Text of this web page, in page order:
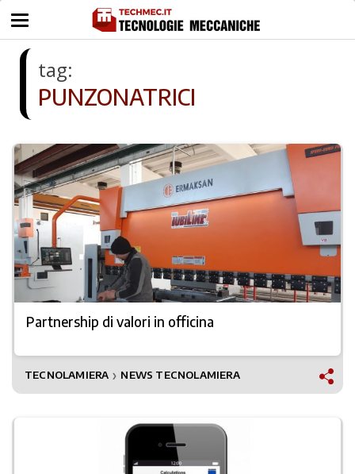
tag:
PUNZONATRICI
Partnership di valori in officina
TECNOLAMIERA ❯ NEWS TECNOLAMIERA